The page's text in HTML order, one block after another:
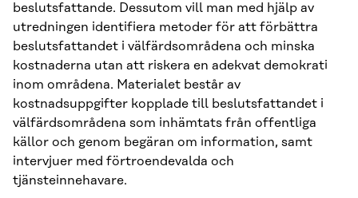
beslutsfattande. Dessutom vill man med hjälp av
utredningen identifiera metoder för att förbättra
beslutsfattandet i välfärdsområdena och minska
kostnaderna utan att riskera en adekvat demokrati
inom områdena. Materialet består av
kostnadsuppgifter kopplade till beslutsfattandet i
välfärdsområdena som inhämtats från offentliga
källor och genom begäran om information, samt
intervjuer med förtroendevalda och
tjänsteinnehavare.